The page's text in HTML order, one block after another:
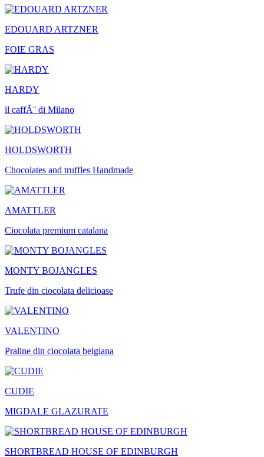
EDOUARD ARTZNER
FOIE GRAS
HARDY
il caffÃ¨ di Milano
HOLDSWORTH
Chocolates and truffles Handmade
AMATTLER
Ciocolata premium catalana
MONTY BOJANGLES
Trufe din ciocolata delicioase
VALENTINO
Praline din ciocolata belgiana
CUDIE
MIGDALE GLAZURATE
SHORTBREAD HOUSE OF EDINBURGH